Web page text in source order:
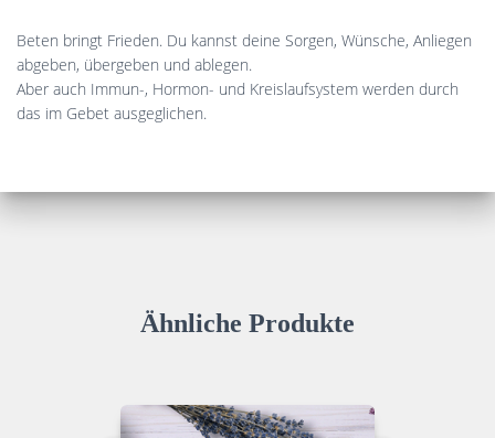
Beten bringt Frieden. Du kannst deine Sorgen, Wünsche, Anliegen
abgeben, übergeben und ablegen.
Aber auch Immun-, Hormon- und Kreislaufsystem werden durch
das im Gebet ausgeglichen.
Ähnliche Produkte